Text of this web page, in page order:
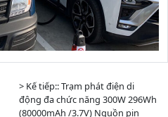
> Kế tiếp:: Trạm phát điện di
động đa chức năng 300W 296Wh
(80000mAh /3.7V) Nguồn pin